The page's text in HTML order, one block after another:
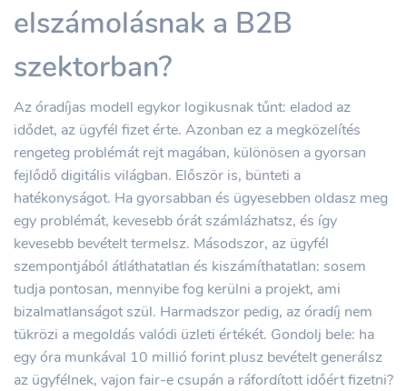
elszámolásnak a B2B
szektorban?
Az óradíjas modell egykor logikusnak tűnt: eladod az
idődet, az ügyfél fizet érte. Azonban ez a megközelítés
rengeteg problémát rejt magában, különösen a gyorsan
fejlődő digitális világban. Először is, bünteti a
hatékonyságot. Ha gyorsabban és ügyesebben oldasz meg
egy problémát, kevesebb órát számlázhatsz, és így
kevesebb bevételt termelsz. Másodszor, az ügyfél
szempontjából átláthatatlan és kiszámíthatatlan: sosem
tudja pontosan, mennyibe fog kerülni a projekt, ami
bizalmatlanságot szül. Harmadszor pedig, az óradíj nem
tükrözi a megoldás valódi üzleti értékét. Gondolj bele: ha
egy óra munkával 10 millió forint plusz bevételt generálsz
az ügyfélnek, vajon fair-e csupán a ráfordított időért fizetni?